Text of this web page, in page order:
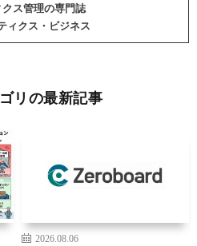
クス管理の専門誌
ィクス・ビジネス
リの最新記事
2026.08.06